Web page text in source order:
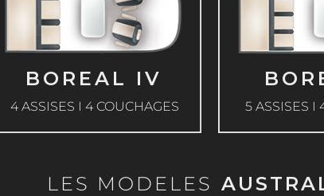
66
LES MODELES
4 ASSISES I 4 COUCHAGES 5 ASSISES I
BOREAL IV
INDISPONIBLE